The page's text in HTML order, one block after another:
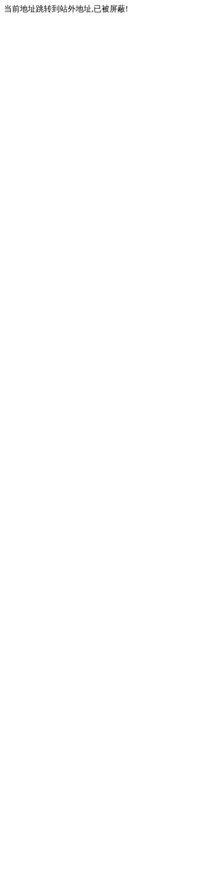
当前地址跳转到站外地址,已被屏蔽!